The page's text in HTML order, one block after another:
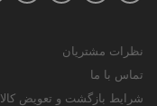
نظرات مشتریان
تماس با ما
شرایط بازگشت و تعویض کالا